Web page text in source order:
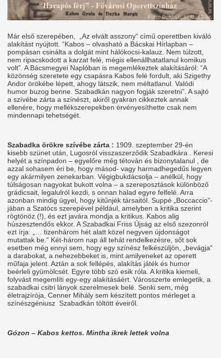
Már első szerepében, „Az elvált asszony“ című operettben kiváló
alakítást nyújtott. “Kabos – olvasható a Bácskai Hírlapban –
pompásan csinálta a dolgát mint hálókocsi-kalauz. Nem túlzott,
nem ripacskodott a karzat felé, mégis ellenállhatatlanul komikus
volt”. A Bácsmegyei Naplóban is megemlékeztek alakításáról: “A
közönség szeretete egy csapásra Kabos felé fordult, aki Szigethy
Andor örökébe lépett, ahogy látszik, nem méltatlanul. Valódi
humor buzog benne. Szabadkán nagyon fogják szeretni”. A sajtó
a szívébe zárta a színészt, akiről gyakran cikkeztek annak
ellenére, hogy mellékszerepekben érvényesíthette csak nem
mindennapi tehetségét.
Szabadka örökre szívébe zárta : 1909. szeptember 29-én
kisebb szünet után, Lugosról visszaszerződik Szabadkára . Keresi
helyét a színpadon – egyelőre még tétován és bizonytalanul , de
azzal sohasem éri be, hogy másod- vagy harmadhegedűs legyen
egy akármilyen zenekarban. Végigbukdácsolja – anélkül, hogy
túlságosan nagyokat bukott volna – a szereposztások különböző
grádicsait, legalulról kezdi, s onnan halad egyre felfelé. Arra
azonban mindig ügyel, hogy kitűnjék társaitól. Suppé „Boccaccio“-
jában a Szatócs szerepével például, amelyben a kritika szerint
rögtönöz (!), és ezt javára mondja a kritikus. Kabos alig
húszesztendős ekkor. A Szabadkai Friss Újság az első szezonról
ezt írja: „… tizenhárom hét alatt közel negyven újdonságot
mutattak be.“ Két-három nap áll tehát rendelkezésre, sőt sok
esetben még ennyi sem, hogy egy színész felkészüljön, „bevágja“
a darabokat, a nehezebbeket is, mint amilyeneket az operett
műfaja jelent. Aztán a sok fellépés, alakítás játék és humor
beérleli gyümölcsét. Egyre több szó esik róla. A kritika kiemeli,
folyvást megemlíti egy-egy alakításáért. Városszerte emlegetik, a
szabadkai csitri lányok szerelmesek belé. Senki sem, még
életrajzírója, Cenner Mihály sem készített pontos mérleget a
színészgéniusz Szabadkán töltött éveiről.
Gózon – Kabos kettos. Mintha ikrek lettek volna